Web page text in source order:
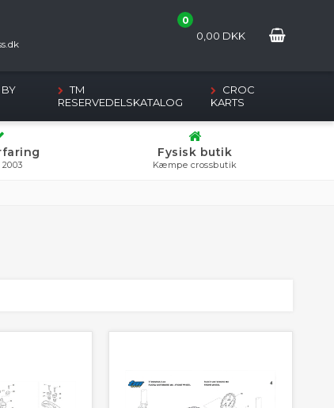
0
0,00 DKK
TM
RESERVEDELSKATALOG
CROC
KARTS
Fysisk butik
Kæmpe crossbutik